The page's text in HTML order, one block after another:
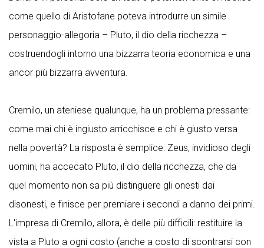
come quello di Aristofane poteva introdurre un simile
personaggio-allegoria – Pluto, il dio della ricchezza –
costruendogli intorno una bizzarra teoria economica e una
ancor più bizzarra avventura.
Cremilo, un ateniese qualunque, ha un problema pressante:
come mai chi è ingiusto arricchisce e chi è giusto versa
nella povertà? La risposta è semplice: Zeus, invidioso degli
uomini, ha accecato Pluto, il dio della ricchezza, che da
quel momento non sa più distinguere gli onesti dai
disonesti, e finisce per premiare i secondi a danno dei primi.
L'impresa di Cremilo, allora, è delle più difficili: restituire la
vista a Pluto a ogni costo (anche a costo di scontrarsi con